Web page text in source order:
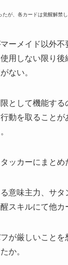
が、各カードは覚醒解禁
ーメイド以外
用しない限り
ない。
として機能する
動を取ること
ッカーにまとめ
意味主力、サタ
スキルにて他
が厳しいこと
か。